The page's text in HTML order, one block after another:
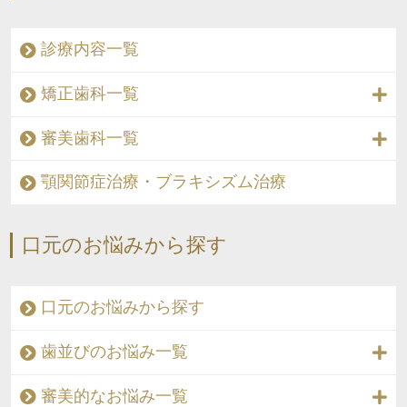
診療内容一覧
矯正歯科一覧
審美歯科一覧
顎関節症治療・ブラキシズム治療
口元のお悩みから探す
口元のお悩みから探す
歯並びのお悩み一覧
審美的なお悩み一覧